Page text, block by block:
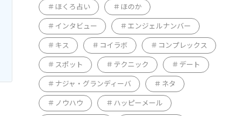
ほくろ占い ほのか
インタビュー エンジェルナンバー
キス コイラボ コンプレックス
スポット テクニック デート
ナジャ・グランディーバ ネタ
ノウハウ ハッピーメール